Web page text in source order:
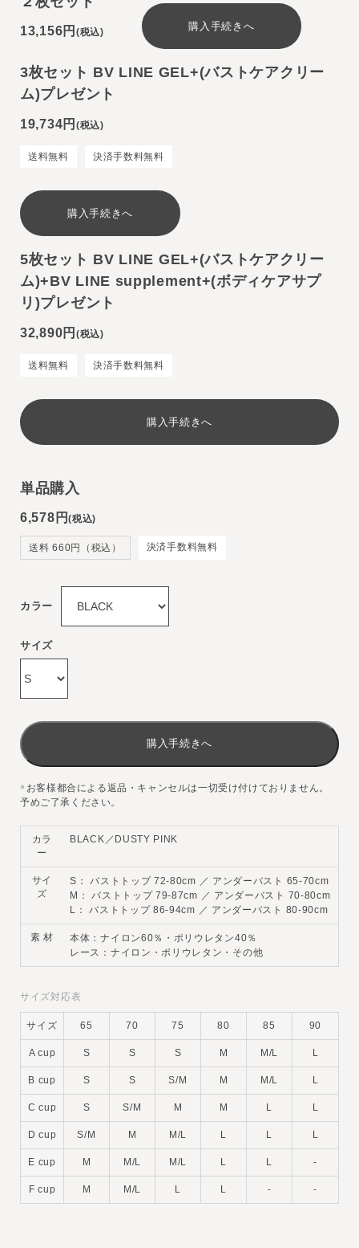
13,156円 (税込)
購入手続きへ
3枚セット BV LINE GEL+(バストケアクリー
ム)プレゼント
19,734円 (税込)
送料無料 決済手数料無料
購入手続きへ
5枚セット BV LINE GEL+(バストケアクリー
ム)+BV LINE supplement+(ボディケアサプ
リ)プレゼント
32,890円 (税込)
送料無料 決済手数料無料
購入手続きへ
単品購入
6,578円(税込)
送料 660円（税込） 決済手数料無料
カラー
サイズ
購入手続きへ
※
お客様都合による返品・キャンセルは一切受け付けておりません。
予めご了承ください。
カラ
ー
BLACK／DUSTY PINK
サイ
ズ
S： バストトップ 72-80cm ／ アンダーバスト 65-70cm
M： バストトップ 79-87cm ／ アンダーバスト 70-80cm
L： バストトップ 86-94cm ／ アンダーバスト 80-90cm
素 材
本体：ナイロン60％・ポリウレタン40％
レース：ナイロン・ポリウレタン・その他
サイズ対応表
サイズ 65 70 75 80 85 90
A cup S S S M M/L L
B cup S S S/M M M/L L
C cup S S/M M M L L
D cup S/M M M/L L L L
E cup M M/L M/L L L -
F cup M M/L L L - -